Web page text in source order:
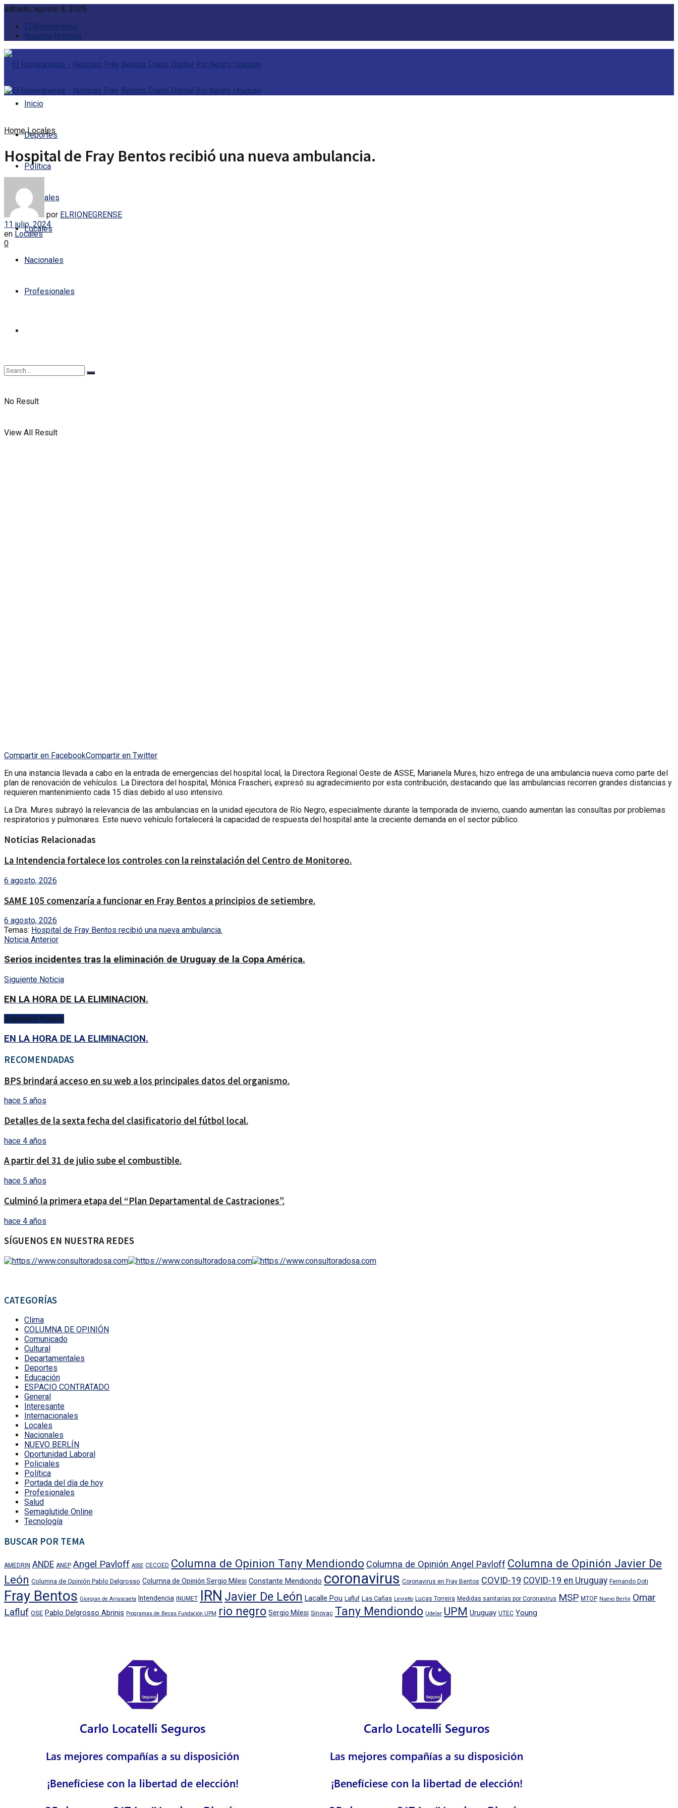
sábado, agosto 8, 2026
El Rionegrense
Nuestra Historia
Inicio
Deportes
Política
Policiales
Locales
Nacionales
Profesionales
No Result
View All Result
Home Locales
Hospital de Fray Bentos recibió una nueva ambulancia.
por ELRIONEGRENSE
11 julio, 2024
en Locales
0
Compartir en FacebookCompartir en Twitter
En una instancia llevada a cabo en la entrada de emergencias del hospital local, la Directora Regional Oeste de ASSE, Marianela Mures, hizo entrega de una ambulancia nueva como parte del
plan de renovación de vehículos. La Directora del hospital, Mónica Frascheri, expresó su agradecimiento por esta contribución, destacando que las ambulancias recorren grandes distancias y
requieren mantenimiento cada 15 días debido al uso intensivo.
La Dra. Mures subrayó la relevancia de las ambulancias en la unidad ejecutora de Río Negro, especialmente durante la temporada de invierno, cuando aumentan las consultas por problemas
respiratorios y pulmonares. Este nuevo vehículo fortalecerá la capacidad de respuesta del hospital ante la creciente demanda en el sector público.
Noticias Relacionadas
La Intendencia fortalece los controles con la reinstalación del Centro de Monitoreo.
6 agosto, 2026
SAME 105 comenzaría a funcionar en Fray Bentos a principios de setiembre.
6 agosto, 2026
Temas: Hospital de Fray Bentos recibió una nueva ambulancia.
Noticia Anterior
Serios incidentes tras la eliminación de Uruguay de la Copa América.
Siguiente Noticia
EN LA HORA DE LA ELIMINACION.
Siguiente Noticia
EN LA HORA DE LA ELIMINACION.
RECOMENDADAS
BPS brindará acceso en su web a los principales datos del organismo.
hace 5 años
Detalles de la sexta fecha del clasificatorio del fútbol local.
hace 4 años
A partir del 31 de julio sube el combustible.
hace 5 años
Culminó la primera etapa del “Plan Departamental de Castraciones”.
hace 4 años
SÍGUENOS EN NUESTRA REDES
CATEGORÍAS
Clima
COLUMNA DE OPINIÓN
Comunicado
Cultural
Departamentales
Deportes
Educación
ESPACIO CONTRATADO
General
Interesante
Internacionales
Locales
Nacionales
NUEVO BERLÍN
Oportunidad Laboral
Policiales
Política
Portada del día de hoy
Profesionales
Salud
Semaglutide Online
Tecnología
BUSCAR POR TEMA
AMEDRIN ANDE ANEP Angel Pavloff ASSE CECOED Columna de Opinion Tany Mendiondo Columna de Opinión Angel Pavloff Columna de Opinión Javier De
León Columna de Opinión Pablo Delgrosso Columna de Opinión Sergio Milesi Constante Mendiondo coronavirus Coronavirus en Fray Bentos COVID-19 COVID-19 en Uruguay Fernando Doti
Fray Bentos Giorgian de Arrascaeta Intendencia INUMET IRN Javier De León Lacalle Pou Lafluf Las Cañas Levratto Lucas Torreira Medidas sanitarias por Coronavirus MSP MTOP Nuevo Berlin Omar
Lafluf OSE Pablo Delgrosso Abrinis Programas de Becas Fundación UPM rio negro Sergio Milesi Sinovac Tany Mendiondo Udelar UPM Uruguay UTEC Young